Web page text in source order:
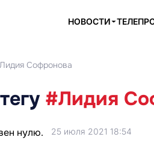
НОВОСТИ
Лидия Софронова
#Лидия
25 июля 2021 18:54